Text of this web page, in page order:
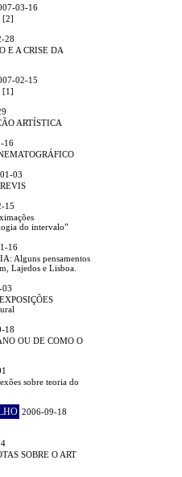
03-16
[2]
28
E A CRISE DA
02-15
[1]
ARTÍSTICA
16
03
15
do intervalo”
16
Alguns pensamentos
Lajedos e Lisboa.
03
18
OU DE COMO O
sobre teoria do
2006-09-18
SOBRE O ART